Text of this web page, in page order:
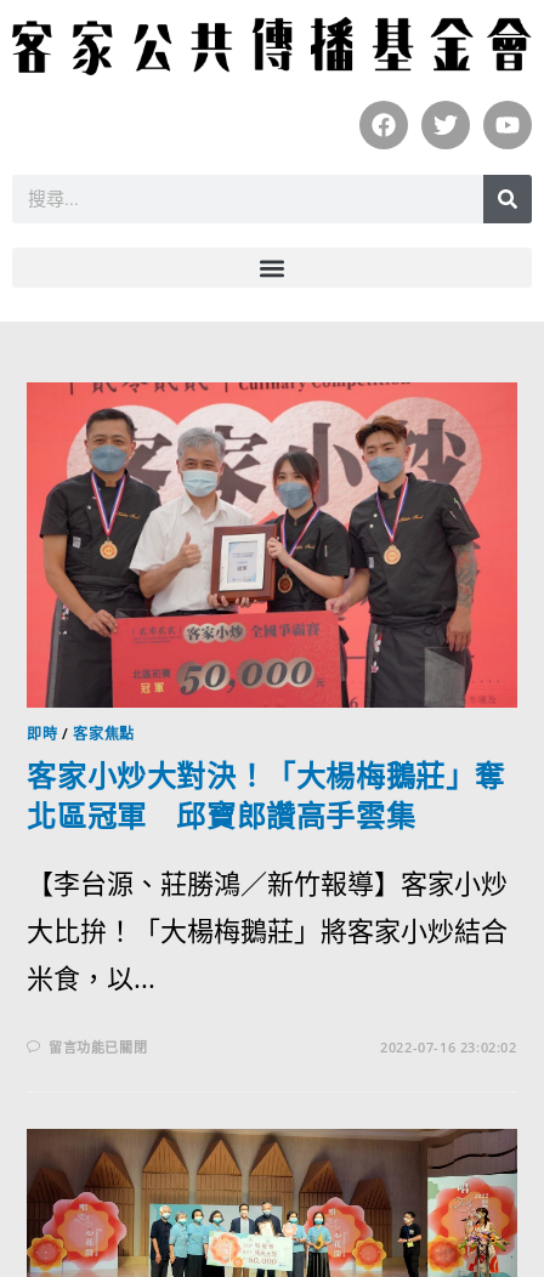
即時 /客家焦點
客家小炒大對決！「大楊梅鵝莊」奪
北區冠軍 邱寶郎讚高手雲集
【李台源、莊勝鴻／新竹報導】客家小炒
大比拚！「大楊梅鵝莊」將客家小炒結合
米食，以...
留言功能已關閉 2022-07-16 23:02:02